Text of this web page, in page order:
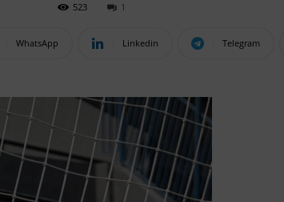
523 1
WhatsApp Linkedin Telegram